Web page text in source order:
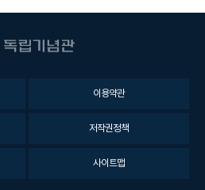
이용약관
저작권정책
사이트맵